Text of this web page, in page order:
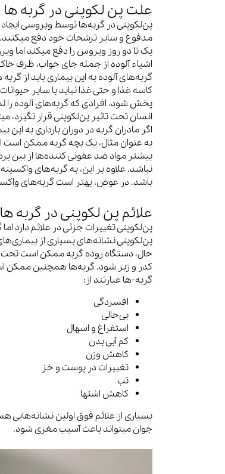
علت پن لکوپنی در گربه ها
پن‌لکوپنی در گربه‌ها توسط ویروسی
مدفوع و سایر ترشحات خود دفع میکنند.
یک تا دو روز ویروس را دفع میکند اما
اشیاء آلوده از جمله جای خواب، ظرف
گربه‌های آلوده به این بیماری باید از
کاسه غذا و حتی غذا نباید با سایر
پخش شود، افرادی که گربه‌های آلوده را
انسان تحت تاثیر پن‌لکوپنی قرار نگیرد،
اگر مادران گربه در دوران بارداری به
به عنوان مثال، یک بچه گربه ممکن است
بیشتر مواد ضد عفونی کننده‌ها از بین
نباشد. علاوه بر این، به گربه‌های
باشد. در عوض، بهتر است گربه‌های
علائم پن لکوپنی در گربه ها
پن‌لکوپنی تغییرات جزئی در علائم دارد
پن‌لکوپنی نشانه‌های بسیاری از
حال، دستگاه روده گربه ممکن است تحت
کدر و زبر شود. گربه‌ها همچنین ممکن
گربه-ها عبارتند از:
افسردگی
بی‌حالی
استفراغ و اسهال
کم آبی بدن
کاهش وزن
تغییرات در پوست و خز
تب
کاهش اشتها
بسیاری از علائم فوق اولین
جوان میتواند باعث آسیب مغزی شود.